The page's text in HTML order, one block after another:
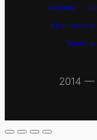
Москва
Красноярск
Тюмень
2014 —